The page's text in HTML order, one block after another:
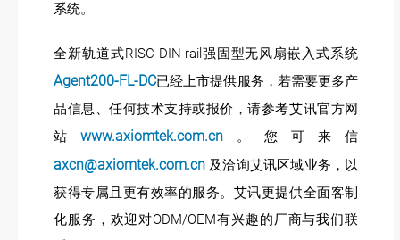
系统。
全新轨道式RISC DIN-rail强固型无风扇嵌入式系统
Agent200-FL-DC已经上市提供服务，若需要更多产
品信息、任何技术支持或报价，请参考艾讯官方网
站www.axiomtek.com.cn 。您可来信
axcn@axiomtek.com.cn 及洽询艾讯区域业务，以
获得专属且更有效率的服务。艾讯更提供全面客制
化服务，欢迎对ODM/OEM有兴趣的厂商与我们联